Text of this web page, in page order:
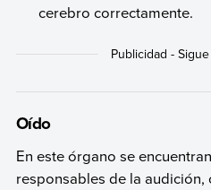
cerebro correctamente.
Oído
En este órgano se
responsables de la